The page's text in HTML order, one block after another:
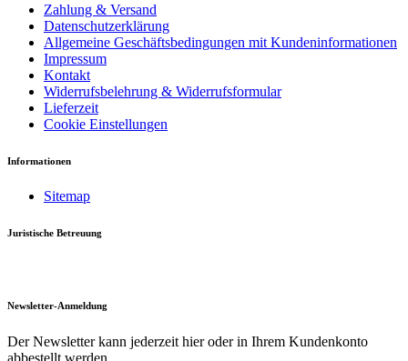
Zahlung & Versand
Datenschutzerklärung
Allgemeine Geschäftsbedingungen mit Kundeninformationen
Impressum
Kontakt
Widerrufsbelehrung & Widerrufsformular
Lieferzeit
Cookie Einstellungen
Informationen
Sitemap
Juristische Betreuung
Newsletter-Anmeldung
Der Newsletter kann jederzeit hier oder in Ihrem Kundenkonto